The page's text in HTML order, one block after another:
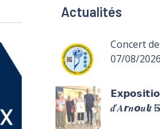
Actualités
Concert
07/08/2026
𝒅’𝑨𝙧𝒏𝙤𝒖𝙡𝒕